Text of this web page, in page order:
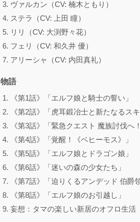
ヴァルカン（CV: 楠木ともり）
ステラ（CV: 上田 瞳）
リリ（CV: 大渕野々花）
フェリ（CV: 和久井 優）
アリーシャ（CV: 内田真礼）
物語
《第1話》「エルフ娘と騎士の誓い」
《第2話》「虎耳鍛冶士と新たなるスキ
《第3話》「緊急クエスト 魔族討伐へ！
《第4話》「覚醒！《ベヒーモス》」
《第5話》「エルフ娘とドラゴン娘」
《第6話》「迷いの森の少女たち」
《第7話》「迫りくるアンデッド 伯爵
《第8話》「エルフ娘のお引越し」
妄想：タマの楽しい新居のオフロ生活